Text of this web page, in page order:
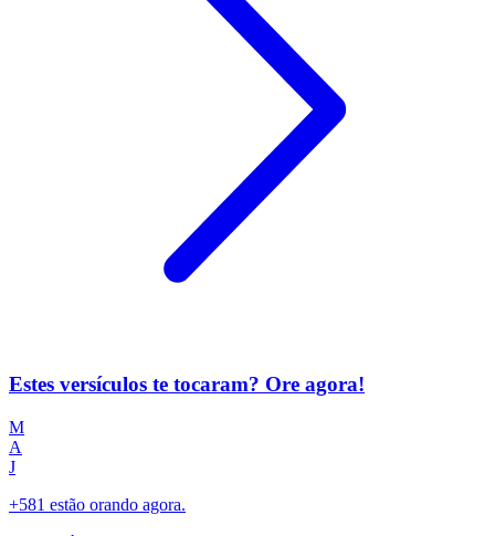
Estes versículos te tocaram? Ore agora!
M
A
J
+581 estão orando agora.